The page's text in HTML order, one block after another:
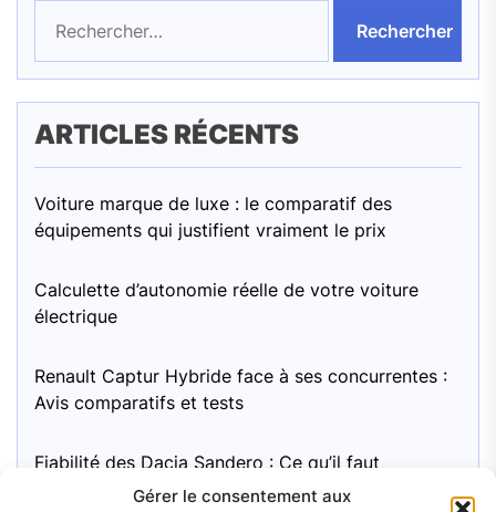
Gérer le consentement aux
ARTICLES RÉCENTS
Voiture marque de luxe : le comparatif des
équipements qui justifient vraiment le prix
Calculette d’autonomie réelle de votre voiture
électrique
Renault Captur Hybride face à ses concurrentes :
Avis comparatifs et tests
Fiabilité des Dacia Sandero : Ce qu’il faut